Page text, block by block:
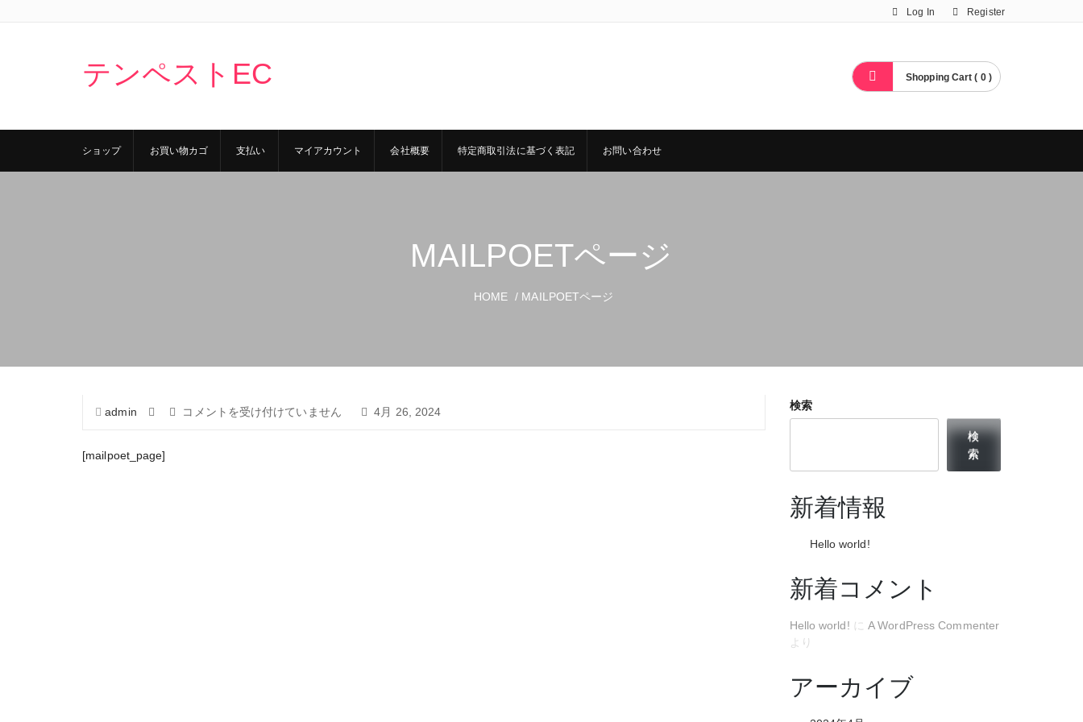
Log In Register
テンペストEC Shopping Cart ( 0 )
ショップ お買い物カゴ 支払い マイアカウント 会社概要 特定商取引法に基づく表記 お問い合わせ
MAILPOETページ
HOME / MAILPOETページ
admin
MailPoet
コメントを受け付けていません 4月 26, 2024
[mailpoet_page]
検索
検
索
新着情報
Hello world!
新着コメント
Hello world! にA WordPress Commenter
より
アーカイブ